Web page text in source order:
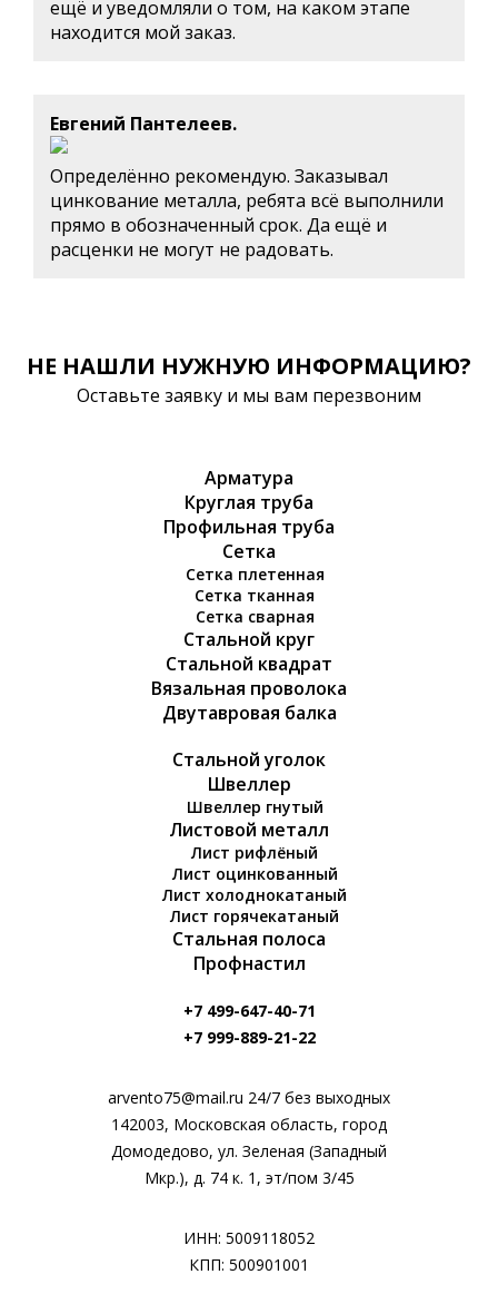
ещё и уведомляли о том, на каком этапе
находится мой заказ.
Евгений Пантелеев.
Определённо рекомендую. Заказывал
цинкование металла, ребята всё выполнили
прямо в обозначенный срок. Да ещё и
расценки не могут не радовать.
НЕ НАШЛИ НУЖНУЮ ИНФОРМАЦИЮ?
Оставьте заявку и мы вам перезвоним
Арматура
Круглая труба
Профильная труба
Сетка
Сетка плетенная
Сетка тканная
Сетка сварная
Стальной круг
Стальной квадрат
Вязальная проволока
Двутавровая балка
Стальной уголок
Швеллер
Швеллер гнутый
Листовой металл
Лист рифлёный
Лист оцинкованный
Лист холоднокатаный
Лист горячекатаный
Стальная полоса
Профнастил
+7 499-647-40-71
+7 999-889-21-22
arvento75@mail.ru 24/7 без выходных
142003, Московская область, город
Домодедово, ул. Зеленая (Западный
Мкр.), д. 74 к. 1, эт/пом 3/45
ИНН: 5009118052
КПП: 500901001